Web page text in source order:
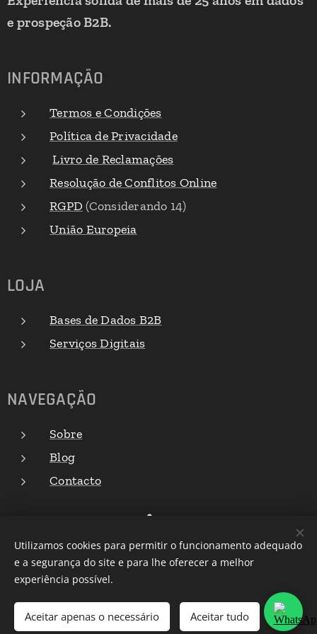
e prospeção B2B.
INFORMAÇÃO
Termos e Condições
Política de Privacidade
Livro de Reclamações
Resolução de Conflitos Online
RGPD (Considerando 14)
União Europeia
LOJA
Bases de Dados B2B
Serviços Digitais
NAVEGAÇÃO
Sobre
Blog
Contacto
© 2026 revaliQ — Todos os direitos reservados |
Otimizado por Francisco Rocha
Cookies
Utilizamos cookies para permitir o funcionamento adequado
e a segurança do site e para lhe oferecer a melhor
experiência possível.
Aceitar apenas o necessário Aceitar tudo